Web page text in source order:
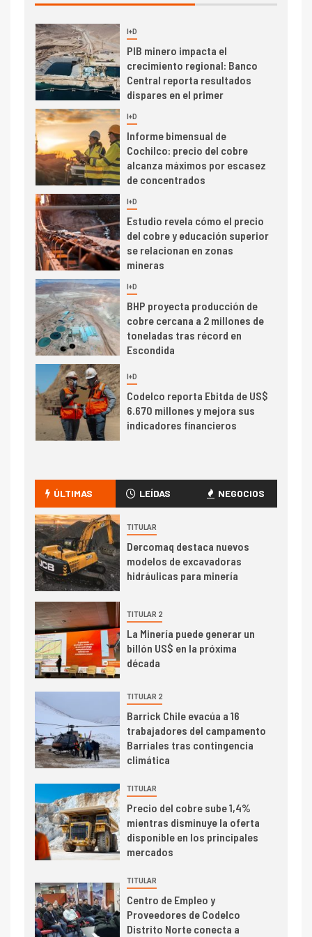
3 I+D
PIB minero impacta el
crecimiento regional: Banco
Central reporta resultados
dispares en el primer
4 I+D
Informe bimensual de
Cochilco: precio del cobre
alcanza máximos por escasez
de concentrados
5 I+D
Estudio revela cómo el precio
del cobre y educación superior
se relacionan en zonas
mineras
6 I+D
BHP proyecta producción de
cobre cercana a 2 millones de
toneladas tras récord en
Escondida
I+D
Codelco reporta Ebitda de US$
6.670 millones y mejora sus
indicadores financieros
camión 100% eléctrico para
transportar cátodos al Puerto
2
Producción minera en mayo de
3
PIB minero impacta el
crecimiento regional: Banco
trimestre
I+D
Informe bimensual de
Cochilco: precio del cobre
alcanza máximos por escasez
5 I+D
Estudio revela cómo el precio
del cobre y educación superior
se relacionan en zonas
mineras
6 I+D
BHP proyecta producción de
cobre cercana a 2 millones de
toneladas tras récord en
ÚLTIMAS LEÍDAS NEGOCIOS
TITULAR
Dercomaq destaca nuevos
modelos de excavadoras
hidráulicas para minería
TITULAR 2
La Minería puede generar un
billón US$ en la próxima
década
TITULAR 2
Barrick Chile evacúa a 16
trabajadores del campamento
Barriales tras contingencia
climática
TITULAR
Precio del cobre sube 1,4%
mientras disminuye la oferta
disponible en los principales
mercados
TITULAR
Centro de Empleo y
Proveedores de Codelco
Distrito Norte conecta a